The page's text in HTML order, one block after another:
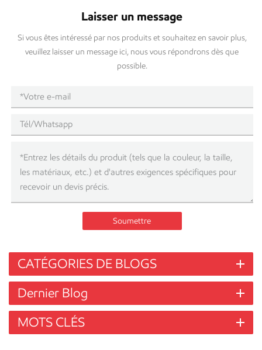
Laisser un message
Si vous êtes intéressé par nos produits et souhaitez en savoir plus,
veuillez laisser un message ici, nous vous répondrons dès que
possible.
Soumettre
CATÉGORIES DE BLOGS
Dernier Blog
MOTS CLÉS